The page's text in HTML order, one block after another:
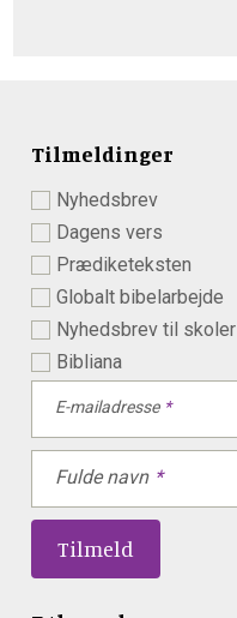
Tilmeldinger
Nyhedsbrev
Dagens vers
Prædiketeksten
Globalt bibelarbejde
Nyhedsbrev til skoler
Bibliana
E-mailadresse
Fulde navn